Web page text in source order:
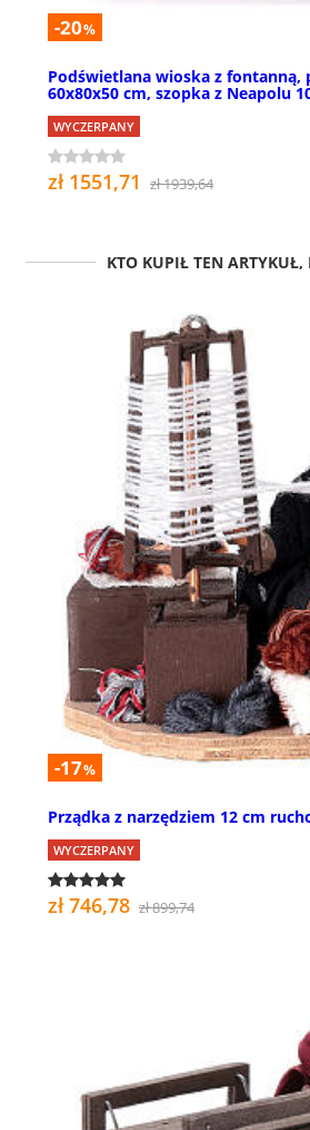
-20%
Podświetlana wioska z
60x80x50 cm, szopka z Neapolu
WYCZERPANY
zł 1551,71 zł 1939,64
KTO KUPIŁ TEN ARTYKUŁ,
-17%
Prządka z narzędziem 12 cm
WYCZERPANY
zł 746,78 zł 899,74